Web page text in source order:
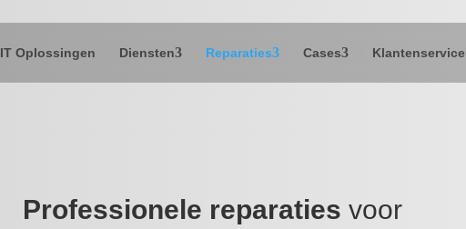
IT Oplossingen Diensten Reparaties Cases Klantenservice
Professionele reparaties voor